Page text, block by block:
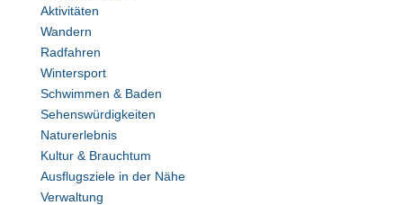
Aktivitäten
Wandern
Radfahren
Wintersport
Schwimmen & Baden
Sehenswürdigkeiten
Naturerlebnis
Kultur & Brauchtum
Ausflugsziele in der Nähe
Verwaltung